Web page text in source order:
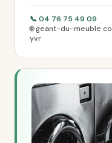
📞 04 76 75 49 09
🌐 geant-du-
yvr